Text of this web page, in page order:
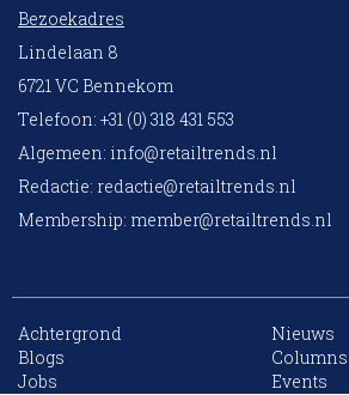
Bezoekadres
Lindelaan 8
6721 VC Bennekom
Telefoon: +31 (0) 318 431 553
Algemeen: info@retailtrends.nl
Redactie: redactie@retailtrends.nl
Membership: member@retailtrends.nl
Achtergrond
Nieuws
Blogs
Columns
Jobs
Events
10 collega’s